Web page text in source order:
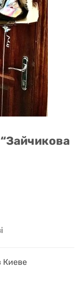
“Зайчикова
Киеве
кількість